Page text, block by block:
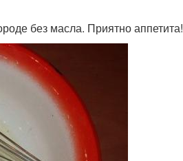
без масла. Приятно аппетита!